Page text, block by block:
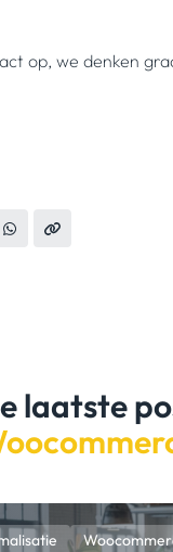
op, we denken
laatste